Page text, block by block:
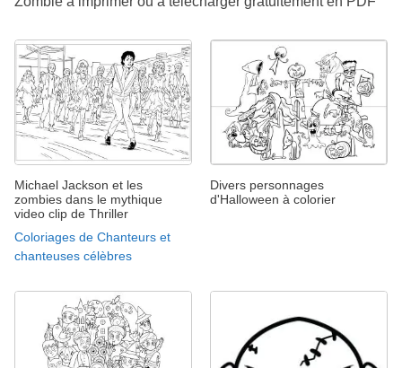
Michael Jackson et les
zombies dans le mythique
video clip de Thriller
Coloriages de Chanteurs et
chanteuses célèbres
Divers personnages
d'Halloween à colorier